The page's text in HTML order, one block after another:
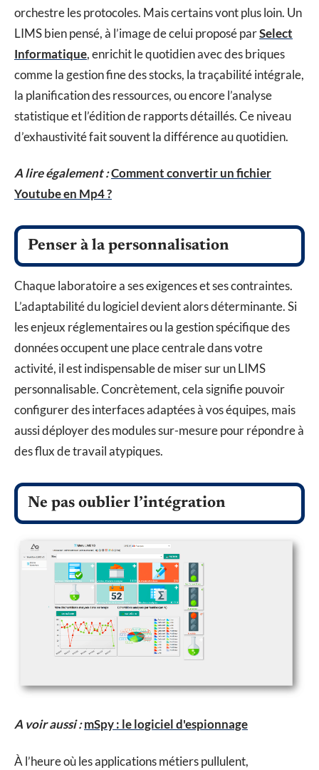
orchestre les protocoles. Mais certains vont plus loin. Un
LIMS bien pensé, à l’image de celui proposé parSelect
Informatique, enrichit le quotidien avec des briques
comme la gestion fine des stocks, la traçabilité intégrale,
la planification des ressources, ou encore l’analyse
statistique et l’édition de rapports détaillés. Ce niveau
d’exhaustivité fait souvent la différence au quotidien.
A lire également :Comment convertir un fichier
Youtube en Mp4 ?
Penser à la personnalisation
Chaque laboratoire a ses exigences et ses contraintes.
L’adaptabilité du logiciel devient alors déterminante. Si
les enjeux réglementaires ou la gestion spécifique des
données occupent une place centrale dans votre
activité, il est indispensable de miser sur un LIMS
personnalisable. Concrètement, cela signifie pouvoir
configurer des interfaces adaptées à vos équipes, mais
aussi déployer des modules sur-mesure pour répondre à
des flux de travail atypiques.
Ne pas oublier l’intégration
A voir aussi :mSpy : le logiciel d'espionnage
À l’heure où les applications métiers pullulent,